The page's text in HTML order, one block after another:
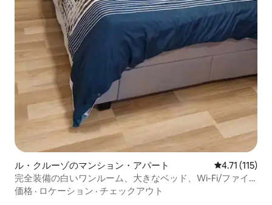
ル・クルーゾのマンション・アパート レビュー115
4.71 (115)
完全装備の白いワンルーム、大きなベッド、Wi-Fi/ファイ
バー
価格 · ロケーション · チェックアウト